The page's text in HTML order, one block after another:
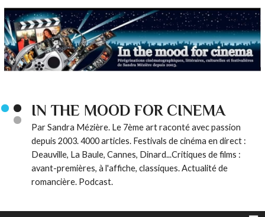
IN THE MOOD FOR CINEMA
Par Sandra Mézière. Le 7ème art raconté avec passion
depuis 2003. 4000 articles. Festivals de cinéma en direct :
Deauville, La Baule, Cannes, Dinard...Critiques de films :
avant-premières, à l'affiche, classiques. Actualité de
romancière. Podcast.